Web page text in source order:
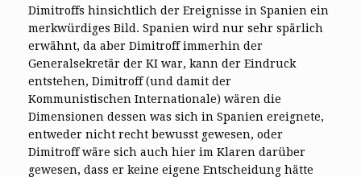
Dimitroffs hinsichtlich der Ereignisse in Spanien ein
merkwürdiges Bild. Spanien wird nur sehr spärlich
erwähnt, da aber Dimitroff immerhin der
Generalsekretär der KI war, kann der Eindruck
entstehen, Dimitroff (und damit der
Kommunistischen Internationale) wären die
Dimensionen dessen was sich in Spanien ereignete,
entweder nicht recht bewusst gewesen, oder
Dimitroff wäre sich auch hier im Klaren darüber
gewesen, dass er keine eigene Entscheidung hätte